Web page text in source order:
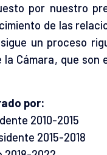
por nuestro
de las
un proceso
Cámara, que
por:
2010-2015
2015-2018